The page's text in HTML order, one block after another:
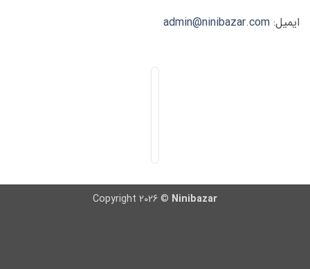
ایمیل: admin@ninibazar.com
Copyright 2026 © Ninibazar